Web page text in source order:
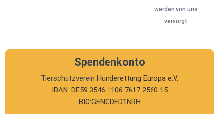
werden von uns
versorgt
Spendenkonto
Tierschutzverein Hunderettung Europa e.V.
IBAN: DE59 3546 1106 7617 2560 15
BIC:GENODED1NRH